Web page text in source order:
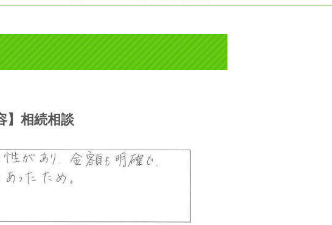
】相続相談